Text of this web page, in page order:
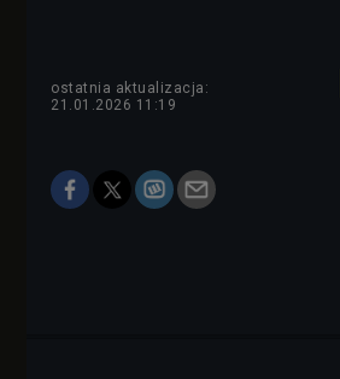
ostatnia aktualizacja:
21.01.2026 11:19